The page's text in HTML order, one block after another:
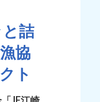
詰
協
ト